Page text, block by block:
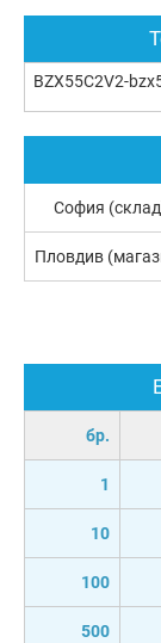
BZX55C2V2-
бр.
1
10
100
500
София
Пловдив